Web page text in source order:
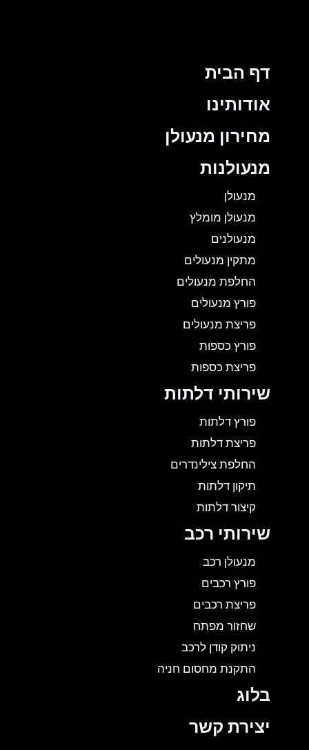
דף הבית
אודותינו
מחירון מנעולן
מנעולנות
מנעולן
מנעולן מומלץ
מנעולנים
מתקין מנעולים
החלפת מנעולים
פורץ מנעולים
פריצת מנעולים
פורץ כספות
פריצת כספות
שירותי דלתות
פורץ דלתות
פריצת דלתות
החלפת צילינדרים
תיקון דלתות
קיצור דלתות
שירותי רכב
מנעולן רכב
פורץ רכבים
פריצת רכבים
שחזור מפתח
ניתוק קודן לרכב
התקנת מחסום חניה
בלוג
יצירת קשר